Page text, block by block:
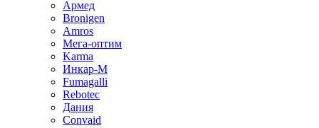
Армед
Bronigen
Amros
Мега-оптим
Karma
Инкар-М
Fumagalli
Rebotec
Дания
Convaid